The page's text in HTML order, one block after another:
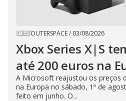
OUTERSPACE/ 03/08/2026
Xbox Series X|S
até 200 euros na
A Microsoft reajustou os preços
na Europa no sábado, 1º de
feito em junho. O...